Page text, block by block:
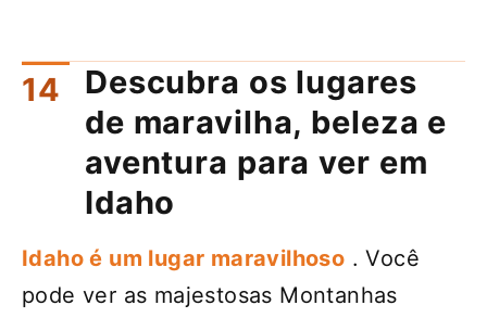
Descubra os lugares
de maravilha, beleza e
aventura para ver em
Idaho
Idaho é um lugar maravilhoso . Você
pode ver as majestosas Montanhas